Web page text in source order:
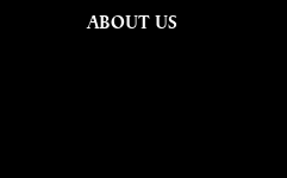
ABOUT US